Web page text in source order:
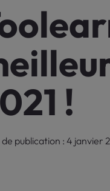
!
publication : 4 janvier